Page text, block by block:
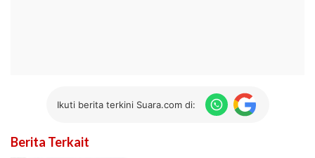
Ikuti berita terkini Suara.com di:
Berita Terkait